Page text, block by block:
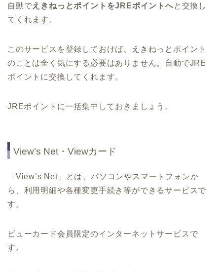
自動でえきねっとポイントをJREポイントへと交換し
てくれます。
このサービスを登録しておけば、えきねっとポイント
のことは全く気にする必要はありません。自動でJRE
ポイントに交換してくれます。
JREポイントに一括集中しておきましょう。
View’s Net・Viewカード
「View’s Net」とは、パソコンやスマートフォンか
ら、利用明細や各種変更手続き等ができるサービスで
す。
ビューカード会員限定のインターネットサービスで
す。